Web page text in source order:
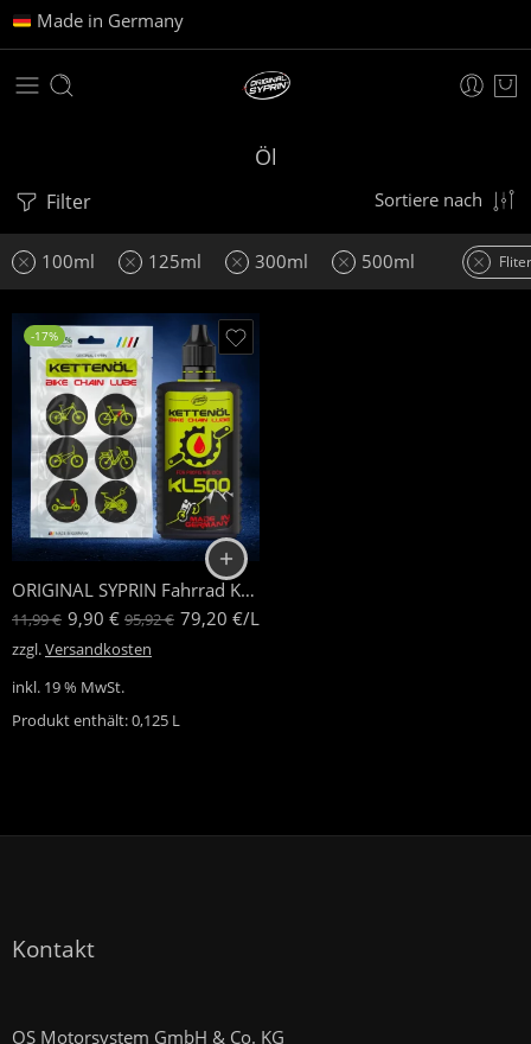
Made in Germany
Öl
Filter Sortiere nach
100ml 125ml 300ml 500ml
-17%
ORIGINAL SYPRIN Fahrrad Kettenöl
11,99€ 9,90 € 95,92€ 79,20 €/L
zzgl.Versandkosten
inkl. 19 % MwSt.
Produkt enthält: 0,125 L
Kontakt
OS Motorsystem GmbH & Co. KG